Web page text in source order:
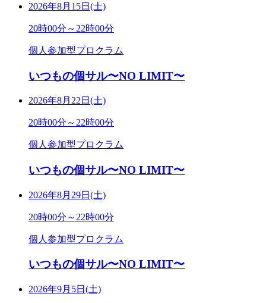
2026年8月15日(土)
20時00分～22時00分
個人参加型プロクラム
いつもの個サル〜NO LIMIT〜
2026年8月22日(土)
20時00分～22時00分
個人参加型プロクラム
いつもの個サル〜NO LIMIT〜
2026年8月29日(土)
20時00分～22時00分
個人参加型プロクラム
いつもの個サル〜NO LIMIT〜
2026年9月5日(土)